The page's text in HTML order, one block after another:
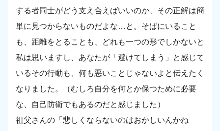
する者同士がどう支え合えばいいのか、その正解は簡
単に見つからないものだよな…と。そばにいること
も、距離をとることも、どれも一つの形でしかないと
私は思いますし、あなたが「避けてしまう」と感じて
いるその行動も、何も悪いことじゃないよと伝えたく
なりました。（むしろ自分を何とか保つために必要
な、自己防衛でもあるのだと感じました）
祖父さんの「悲しくならないのはおかしいんかね